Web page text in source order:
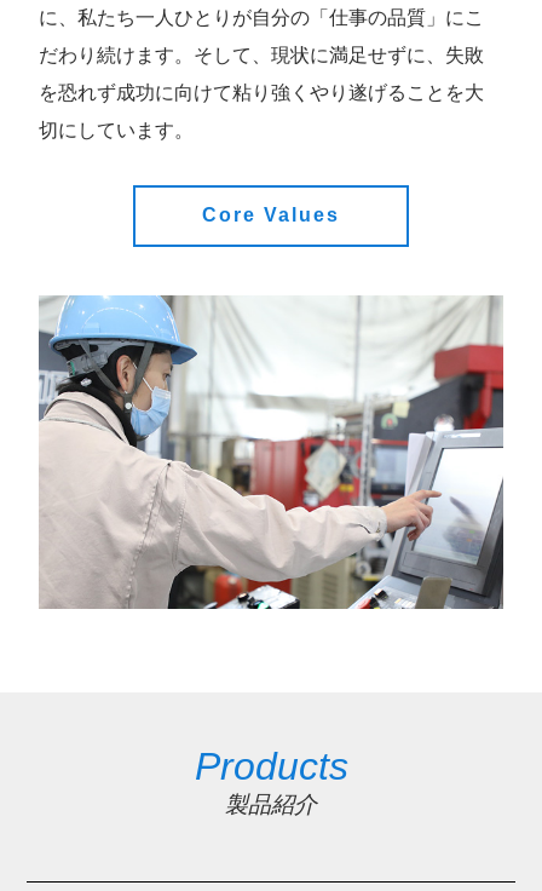
に、私たち一人ひとりが自分の「仕事の品質」にこ
だわり続けます。そして、現状に満足せずに、失敗
を恐れず成功に向けて粘り強くやり遂げることを大
切にしています。
Core Values
Products
製品紹介